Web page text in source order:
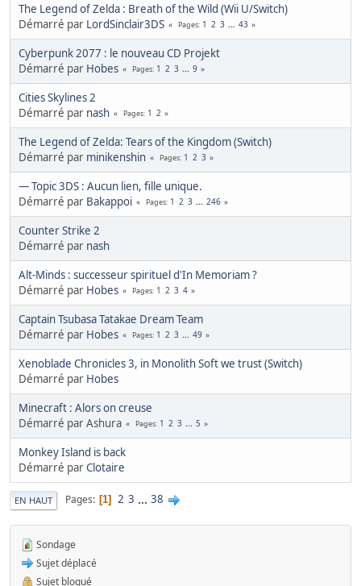
The Legend of Zelda : Breath of the Wild (Wii U/Switch)
Démarré par LordSinclair3DS Pages 1 2 3 ... 43
Cyberpunk 2077 : le nouveau CD Projekt
Démarré par Hobes Pages 1 2 3 ... 9
Cities Skylines 2
Démarré par nash Pages 1 2
The Legend of Zelda: Tears of the Kingdom (Switch)
Démarré par minikenshin Pages 1 2 3
— Topic 3DS : Aucun lien, fille unique.
Démarré par Bakappoi Pages 1 2 3 ... 246
Counter Strike 2
Démarré par nash
Alt-Minds : successeur spirituel d'In Memoriam ?
Démarré par Hobes Pages 1 2 3 4
Captain Tsubasa Tatakae Dream Team
Démarré par Hobes Pages 1 2 3 ... 49
Xenoblade Chronicles 3, in Monolith Soft we trust (Switch)
Démarré par Hobes
Minecraft : Alors on creuse
Démarré par Ashura
Pages 1 2 3 ... 5
Monkey Island is back
Démarré parClotaire
EN HAUT Pages 1 2 3 ... 38
Sondage
Sujet déplacé
Sujet bloqué